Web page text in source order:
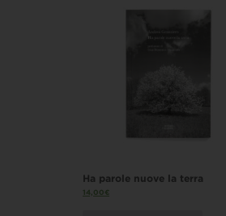
Ha parole nuove la terra
14,00€